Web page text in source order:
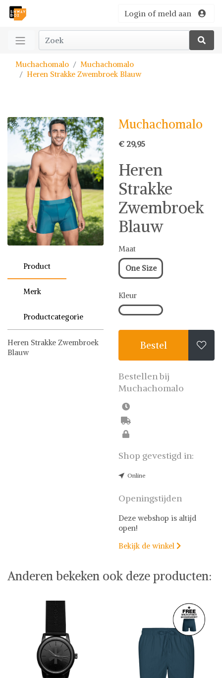
Login of meld aan
Muchachomalo
Muchachomalo
Heren Strakke Zwembroek Blauw
Product
Merk
Productcategorie
Heren Strakke Zwembroek
Blauw
Muchachomalo
€ 29,95
Heren
Strakke
Zwembroek
Blauw
Maat
One Size
Kleur
Bestel 
Bestellen bij
Muchachomalo
Shop gevestigd in:
Online
Openingstijden
Deze webshop is altijd
open!
Bekijk de winkel 
Anderen bekeken ook deze producten: